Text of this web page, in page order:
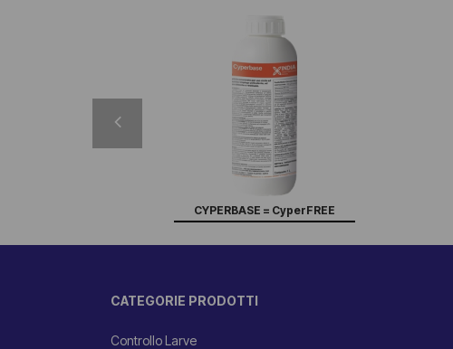
CYPERBASE = CyperFREE
CATEGORIE PRODOTTI
Controllo Larve